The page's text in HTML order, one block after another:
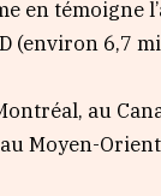
en témoigne
(environ 6,7
au
Moyen-